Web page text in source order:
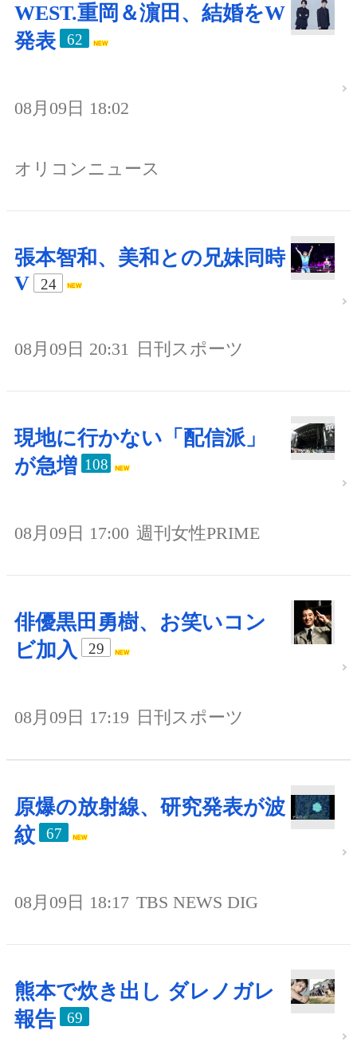
WEST.重岡＆濵田、結婚をW
発表
62
08月09日 18:02
オリコンニュース
張本智和、美和との兄妹同時
V
24
08月09日 20:31 日刊スポーツ
現地に行かない「配信派」
が急増 108
08月09日 17:00 週刊女性PRIME
俳優黒田勇樹、お笑いコン
ビ加入
29
08月09日 17:19 日刊スポーツ
原爆の放射線、研究発表が波
紋
67
08月09日 18:17 TBS NEWS DIG
熊本で炊き出し ダレノガレ
報告
69